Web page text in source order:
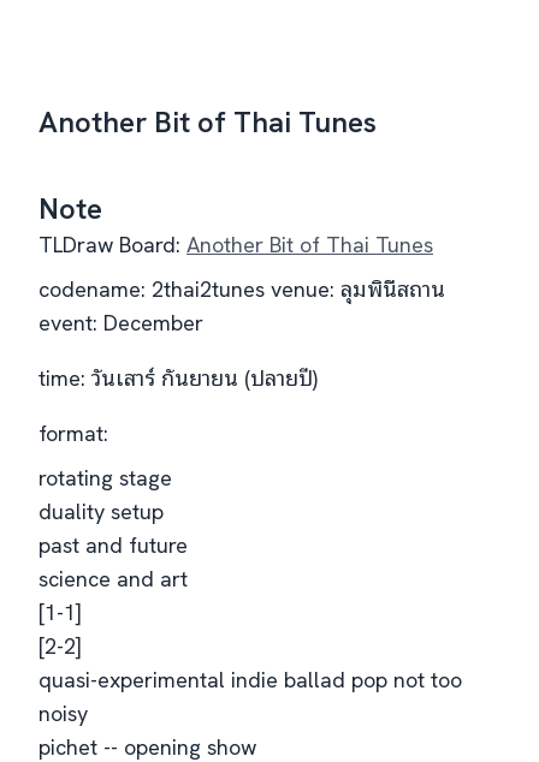
Another Bit of Thai Tunes
Note
TLDraw Board: Another Bit of Thai Tunes
codename: 2thai2tunes venue: ลุมพินีสถาน
event: December
time: วันเสาร์ กันยายน (ปลายปี)
format:
rotating stage
duality setup
past and future
science and art
[1-1]
[2-2]
quasi-experimental indie ballad pop not too
noisy
pichet -- opening show